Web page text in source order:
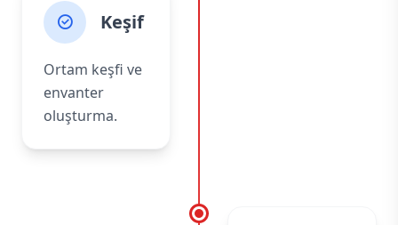
Keşif
Ortam keşfi ve
envanter
oluşturma.